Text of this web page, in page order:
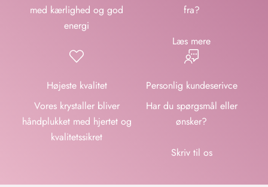
med kærlighed og god
energi
fra?
Læs mere
Højeste kvalitet
Vores krystaller bliver
håndplukket med hjertet og
kvalitetssikret
Personlig kundeserivce
Har du spørgsmål eller
ønsker?
Skriv til os